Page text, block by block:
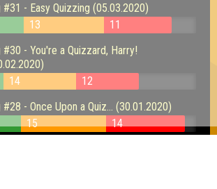
- Easy Quizzing (05.03.2020)
13
11
- You're a Quizzard, Harry!
14
12
- Once Upon a Quiz... (30.01.2020)
15
14